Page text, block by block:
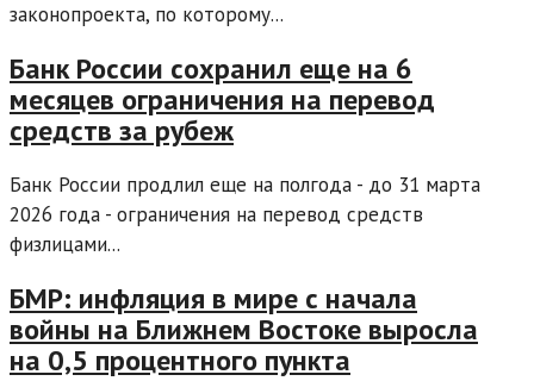
законопроекта, по которому...
Банк России сохранил еще на 6
месяцев ограничения на перевод
средств за рубеж
Банк России продлил еще на полгода - до 31 марта
2026 года - ограничения на перевод средств
физлицами...
БМР: инфляция в мире с начала
войны на Ближнем Востоке выросла
на 0,5 процентного пункта